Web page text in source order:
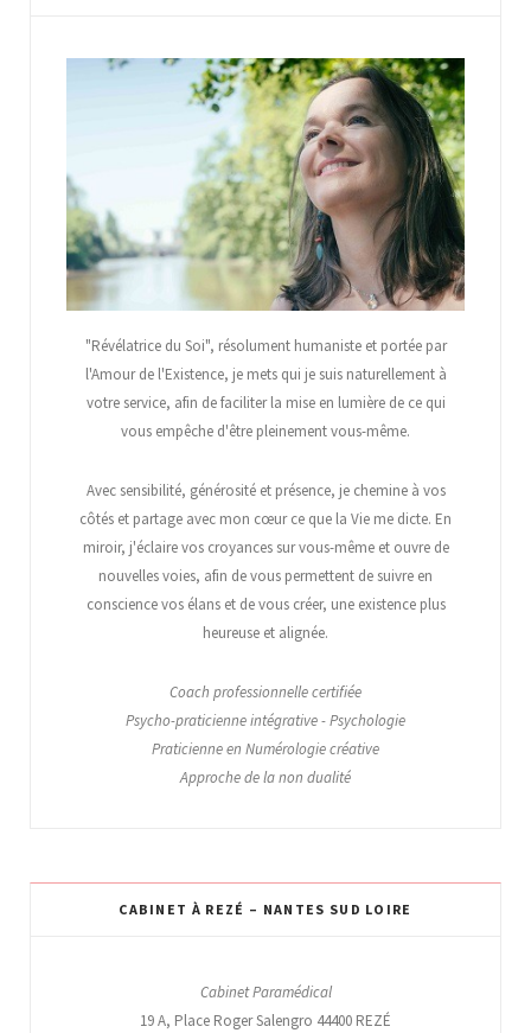
"Révélatrice du Soi", résolument humaniste et portée par
l'Amour de l'Existence, je mets qui je suis naturellement à
votre service, afin de faciliter la mise en lumière de ce qui
vous empêche d'être pleinement vous-même.
Avec sensibilité, générosité et présence, je chemine à vos
côtés et partage avec mon cœur ce que la Vie me dicte. En
miroir, j'éclaire vos croyances sur vous-même et ouvre de
nouvelles voies, afin de vous permettent de suivre en
conscience vos élans et de vous créer, une existence plus
heureuse et alignée.
Coach professionnelle certifiée
Psycho-praticienne intégrative - Psychologie
Praticienne en Numérologie créative
Approche de la non dualité
CABINET À REZÉ – NANTES SUD LOIRE
Cabinet Paramédical
19 A, Place Roger Salengro 44400 REZÉ